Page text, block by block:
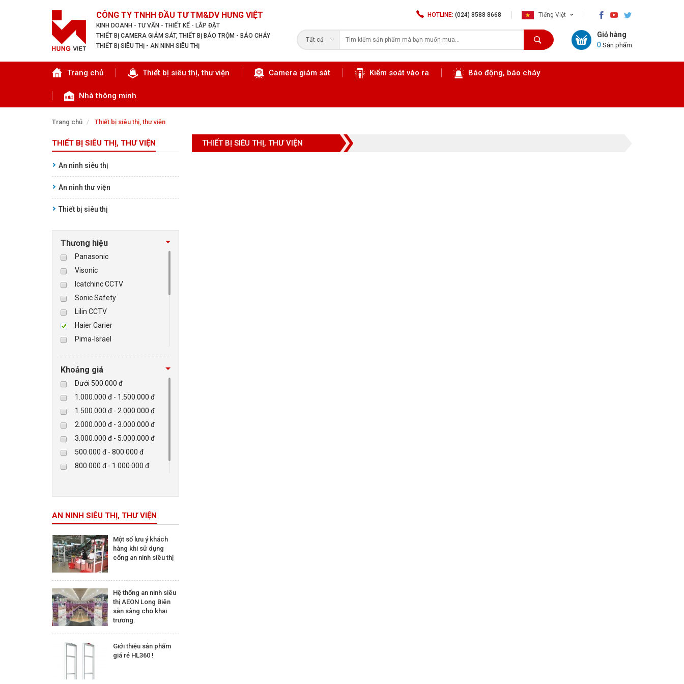
CÔNG TY TNHH ĐẦU TƯ TM&DV HƯNG VIỆT
KINH DOANH - TƯ VẤN - THIẾT KẾ - LẮP ĐẶT
THIẾT BỊ CAMERA GIÁM SÁT, THIẾT BỊ BÁO TRỘM - BÁO CHÁY
THIẾT BỊ SIÊU THỊ - AN NINH SIÊU THỊ
HOTLINE: (024) 8588 8668 Tiếng Việt
Tất cả
Giỏ hàng
0 Sản phẩm
Trang chủ Thiết bị siêu thị, thư viện Camera giám sát Kiểm soát vào ra Báo động, báo cháy
Nhà thông minh
Trang chủ Thiết bị siêu thị, thư viện
THIẾT BỊ SIÊU THỊ, THƯ VIỆN
THIẾT BỊ SIÊU THỊ, THƯ VIỆN
An ninh siêu thị
An ninh thư viện
Thiết bị siêu thị
Thương hiệu
Panasonic
Visonic
Icatchinc CCTV
Sonic Safety
Lilin CCTV
Haier Carier
Pima-Israel
Checkpoint
Paradox-Canada
D-max
HIKVISON
Eguard
Khác
Rapiscan
Khoảng giá
Dưới 500.000 đ
1.000.000 đ - 1.500.000 đ
1.500.000 đ - 2.000.000 đ
2.000.000 đ - 3.000.000 đ
3.000.000 đ - 5.000.000 đ
500.000 đ - 800.000 đ
800.000 đ - 1.000.000 đ
AN NINH SIÊU THỊ, THƯ VIỆN
Một số lưu ý khách
hàng khi sử dụng
cổng an ninh siêu thị
Hệ thống an ninh siêu
thị AEON Long Biên
sẵn sàng cho khai
trương.
Giới thiệu sản phẩm
giá rẻ HL360 !
Tìm theo danh mục
TRANG CHỦ
THIẾT BỊ SIÊU THỊ, THƯ VIỆN
BÁO ĐỘNG, BÁO CHÁY
NHÀ THÔNG MINH
LIÊN HỆ